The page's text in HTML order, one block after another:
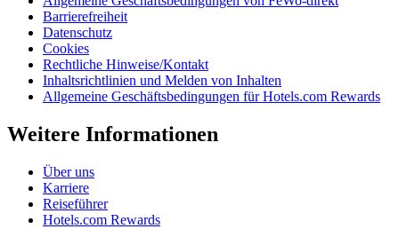
Barrierefreiheit
Datenschutz
Cookies
Rechtliche Hinweise/Kontakt
Inhaltsrichtlinien und Melden von Inhalten
Allgemeine Geschäftsbedingungen für Hotels.com Rewards
Weitere Informationen
Über uns
Karriere
Reiseführer
Hotels.com Rewards